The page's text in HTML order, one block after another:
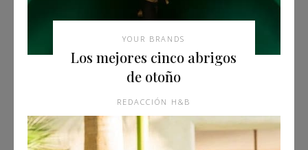
YOUR BRANDS
Los mejores cinco abrigos
de otoño
REDACCIÓN H&B